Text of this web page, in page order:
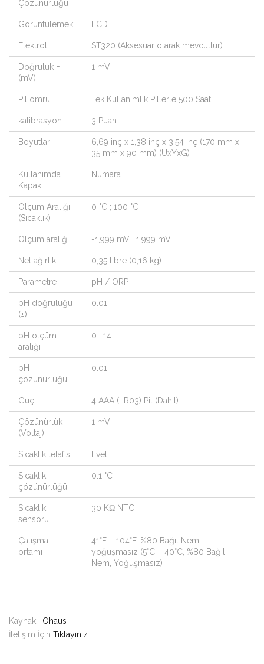
Çözünürlüğü
Görüntülemek LCD
Elektrot ST320 (Aksesuar olarak mevcuttur)
Doğruluk ±
(mV)
1 mV
Pil ömrü Tek Kullanımlık Pillerle 500 Saat
kalibrasyon 3 Puan
Boyutlar
6,69 inç x 1,38 inç x 3,54 inç (170 mm x
35 mm x 90 mm) (UxYxG)
Kullanımda
Kapak
Numara
Ölçüm Aralığı
(Sıcaklık)
0 °C ; 100 °C
Ölçüm aralığı -1,999 mV ; 1.999 mV
Net ağırlık 0,35 libre (0,16 kg)
Parametre pH / ORP
pH doğruluğu
(±)
0.01
pH ölçüm
aralığı
0 ; 14
pH
çözünürlüğü
0.01
Güç 4 AAA (LR03) Pil (Dahil)
Çözünürlük
(Voltaj)
1 mV
Sıcaklık telafisi Evet
Sıcaklık
çözünürlüğü
0.1 °C
Sıcaklık
sensörü
30 KΩ NTC
Çalışma
ortamı
41°F – 104°F, %80 Bağıl Nem,
yoğuşmasız (5°C – 40°C, %80 Bağıl
Nem, Yoğuşmasız)
Kaynak : Ohaus
İletişim İçin Tıklayınız